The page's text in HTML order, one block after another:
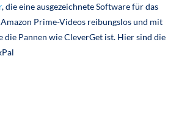
, die eine ausgezeichnete Software für das
Prime-Videos reibungslos und mit
die Pannen wie CleverGet ist. Hier sind die